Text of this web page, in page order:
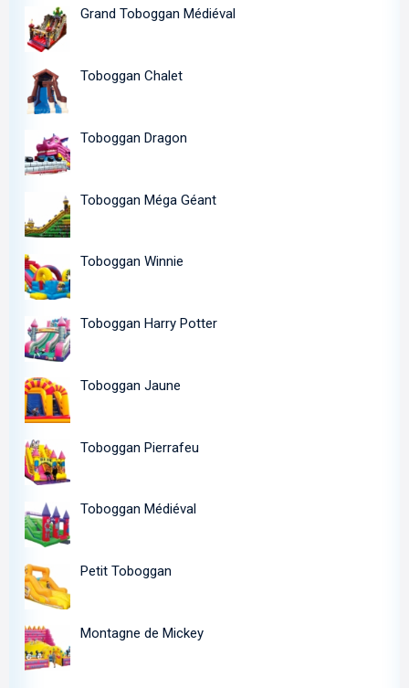
Grand Toboggan Médiéval
Toboggan Chalet
Toboggan Dragon
Toboggan Méga Géant
Toboggan Winnie
Toboggan Harry Potter
Toboggan Jaune
Toboggan Pierrafeu
Toboggan Médiéval
Petit Toboggan
Montagne de Mickey